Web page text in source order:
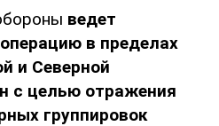
ведет
в пределах
и Северной
с целью отражения
группировок